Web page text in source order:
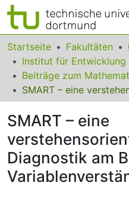
Bereiche & Sammlungen
Das gesamte
Statistiken
FAQ
Leitlinien
Zurück zur Startseite
Startseite Fakultäten
SMART – eine
Diagnostik am